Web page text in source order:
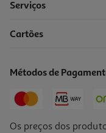
Serviços
Cartões
Métodos de
Os preços dos